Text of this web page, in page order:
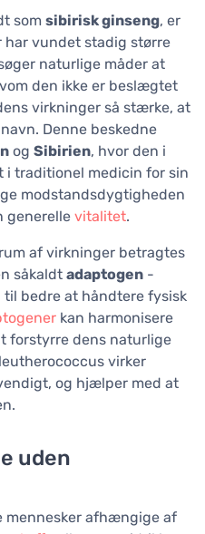
som sibirisk ginseng, er
har vundet stadig større
naturlige måder at
den ikke er beslægtet
virkninger så stærke, at
Denne beskedne
og Sibirien, hvor den i
traditionel medicin for sin
modstandsdygtigheden
generelle vitalitet.
af virkninger betragtes
såkaldt adaptogen -
bedre at håndtere fysisk
kan harmonisere
forstyrre dens naturlige
virker
og hjælper med at
uden
mennesker afhængige af